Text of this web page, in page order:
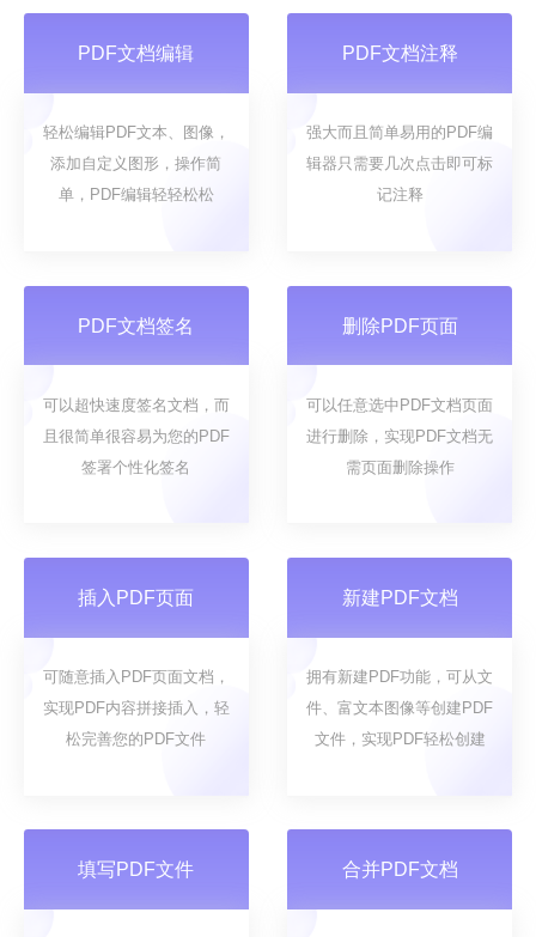
PDF文档编辑
轻松编辑PDF文本、图像，
添加自定义图形，操作简
单，PDF编辑轻轻松松
PDF文档注释
强大而且简单易用的PDF编
辑器只需要几次点击即可标
记注释
PDF文档签名
可以超快速度签名文档，而
且很简单很容易为您的PDF
签署个性化签名
删除PDF页面
可以任意选中PDF文档页面
进行删除，实现PDF文档无
需页面删除操作
插入PDF页面
可随意插入PDF页面文档，
实现PDF内容拼接插入，轻
松完善您的PDF文件
新建PDF文档
拥有新建PDF功能，可从文
件、富文本图像等创建PDF
文件，实现PDF轻松创建
填写PDF文件 合并PDF文档